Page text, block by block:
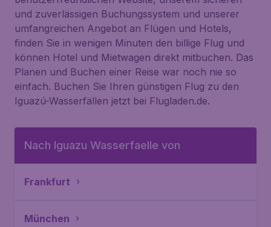
und zuverlässigen Buchungssystem und unserer
umfangreichen Angebot an Flügen und Hotels,
finden Sie in wenigen Minuten den billige Flug und
können Hotel und Mietwagen direkt mitbuchen. Das
Planen und Buchen einer Reise war noch nie so
einfach. Buchen Sie Ihren günstigen Flug zu den
Iguazú-Wasserfällen jetzt bei Flugladen.de.
Nach Iguazu Wasserfaelle von
Frankfurt
München